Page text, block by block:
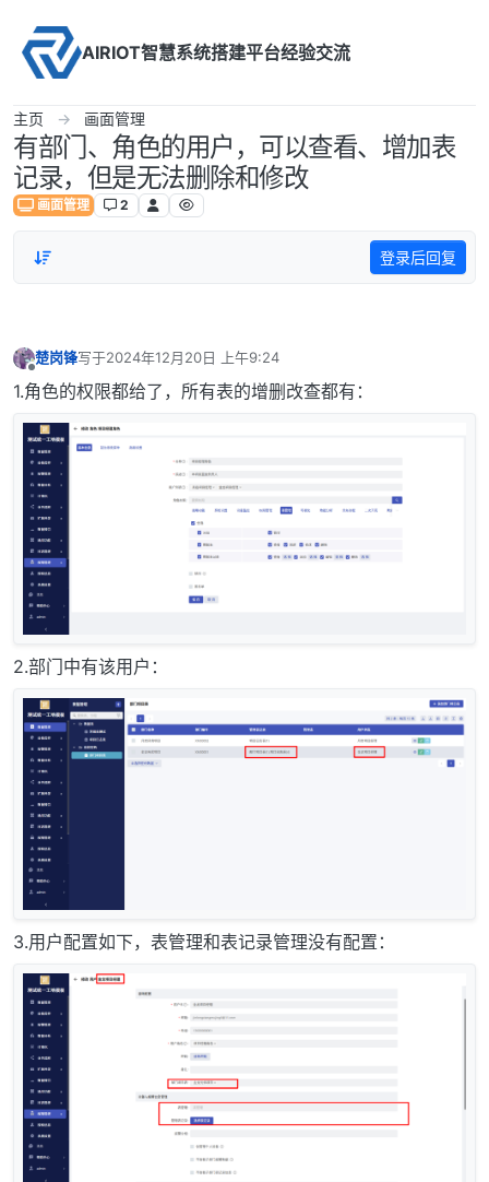
AIRIOT智慧系统搭建平台经验交流
主页 画面管理
有部门、角色的用户，可以查看、增加表
记录，但是无法删除和修改
画面管理 2
登录后回复
楚岗锋写于2024年12月20日 上午9:24
最后由 编辑
1.角色的权限都给了，所有表的增删改查都有：
2.部门中有该用户：
3.用户配置如下，表管理和表记录管理没有配置：